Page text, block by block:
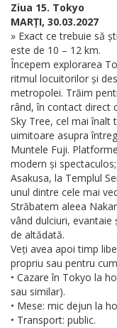
Ziua 15. Tokyo
MARȚI, 30.03.2027
» Exact ce trebuie să
este de 10 – 12 km.
Începem explorarea
ritmul locuitorilor și
metropolei. Trăim
rând, în contact direct
Sky Tree, cel mai înalt
uimitoare asupra
Muntele Fuji.
modern și spectaculos;
Asakusa, la Templul
unul dintre cele mai
Străbatem aleea
vând dulciuri, evantaie
de altădată.
Veți avea apoi timp
propriu sau pentru
• Cazare în Tokyo la
sau similar).
• Mese: mic dejun la
• Transport: public.